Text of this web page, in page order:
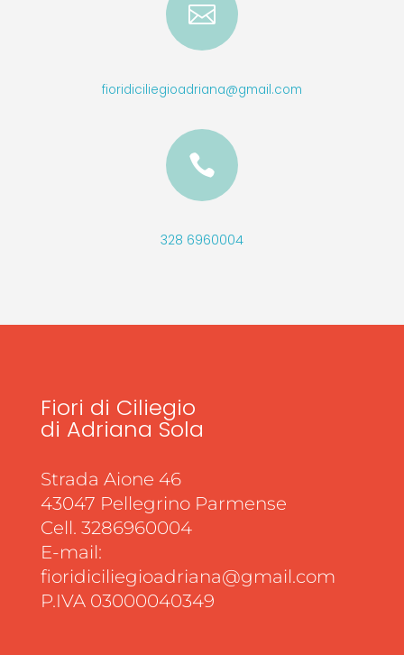

fioridiciliegioadriana@gmail.com

328 6960004
Fiori di Ciliegio
di Adriana Sola
Strada Aione 46
43047 Pellegrino Parmense
Cell. 3286960004
E-mail:
fioridiciliegioadriana@gmail.com
P.IVA 03000040349